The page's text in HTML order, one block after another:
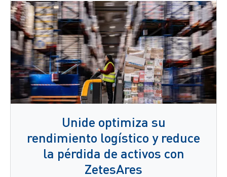
Unide optimiza su
rendimiento logístico y reduce
la pérdida de activos con
ZetesAres